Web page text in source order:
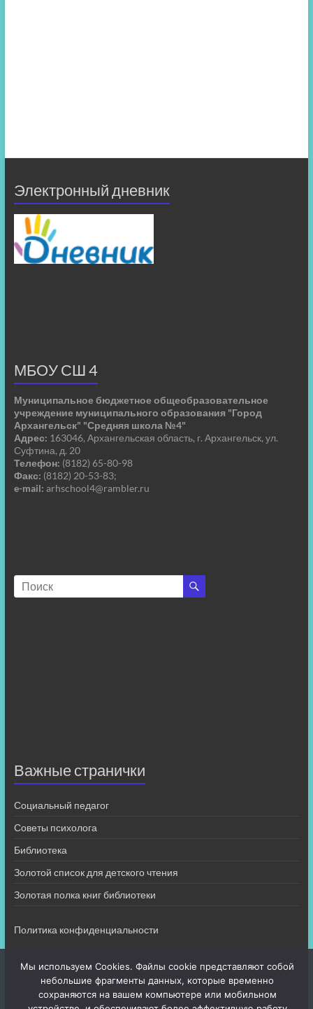
Электронный дневник
МБОУ СШ 4
Муниципальное бюджетное общеобразовательное
учреждение муниципального образования "Город
Архангельск" "Средняя школа №4"
Адрес: 163046, Архангельская область, г. Архангельск, ул.
Суфтина, д. 20
Телефон: (8182) 65-80-98
Факс: (8182) 20-53-83;
e-mail: arhschool4@rambler.ru
Важные странички
Социальный педагог
Советы психолога
Библиотека
Золотой список для детского чтения
Золотая полка книг библиотеки
Политика конфиденциальности
Мы используем Cookies. Файлы cookie представляют собой
небольшие фрагменты данных, которые временно
сохраняются на вашем компьютере или мобильном